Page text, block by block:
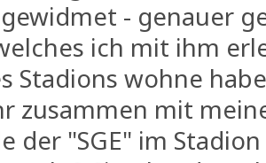
- genauer
ich mit ihm
Stadions wohne
zusammen mit
der "SGE" im